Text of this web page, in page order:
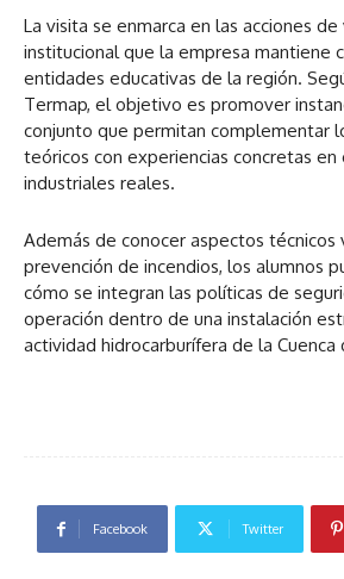
La visita se enmarca en las acciones de
institucional que la empresa mantiene
entidades educativas de la región.
Termap, el objetivo es promover
conjunto que permitan complementar
teóricos con experiencias concretas en
industriales reales.
Además de conocer aspectos técnicos
prevención de incendios, los alumnos
cómo se integran las políticas de
operación dentro de una instalación
actividad hidrocarburífera de la Cuenca
Facebook Twitter